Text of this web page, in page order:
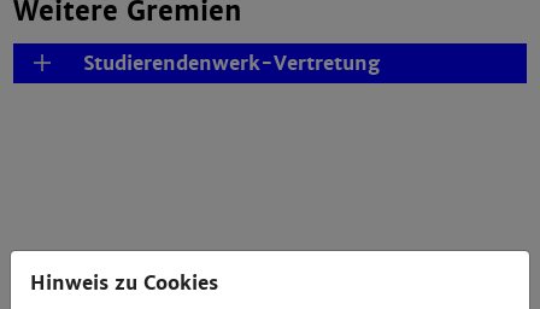
Weitere Gremien
Studierendenwerk-Vertretung
Hinweis zu Cookies